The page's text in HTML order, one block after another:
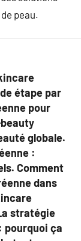
peau.
étape par
pour
globale.
:
Comment
dans
stratégie
pourquoi ça